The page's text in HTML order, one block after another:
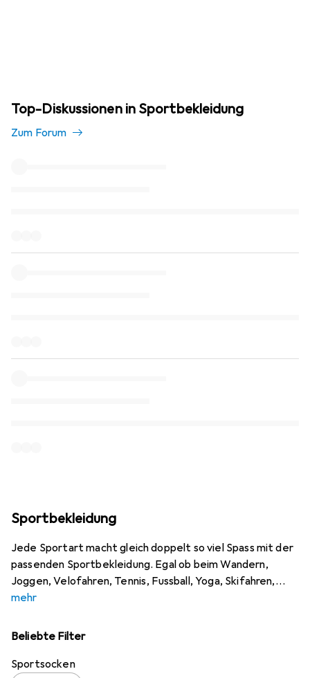
Top-Diskussionen in Sportbekleidung
Zum Forum
Sportbekleidung
Jede Sportart macht gleich doppelt so viel Spass mit der
passenden Sportbekleidung. Egal ob beim Wandern,
Joggen, Velofahren, Tennis, Fussball, Yoga, Skifahren,
mehr
Beliebte Filter
Sportsocken